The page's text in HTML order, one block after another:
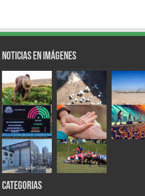
Noticias en Imágenes
Categorias